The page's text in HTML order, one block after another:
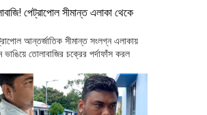
পেট্রাপোল সীমান্ত এলাকা থেকে
আন্তর্জাতিক সীমান্ত সংলগ্ন এলাকায়
ভাঙিয়ে তোলাবাজির চক্রের পর্দাফাঁস করল